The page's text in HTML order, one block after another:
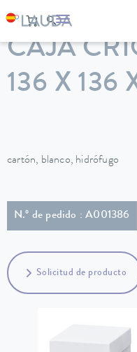
LAUDA Equipos de
CAJA
136 X 136
cartón, blanco, hidrófugo
N.º de pedido : A001386
Solicitud de producto